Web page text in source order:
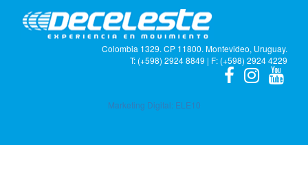
Colombia 1329. CP 11800. Montevideo, Uruguay.
T: (+598) 2924 8849 | F: (+598) 2924 4229
Marketing Digital: ELE10